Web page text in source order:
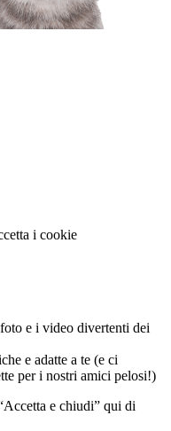
i cookie
e i video divertenti dei
e adatte a te (e ci
per i nostri amici pelosi!)
e chiudi” qui di